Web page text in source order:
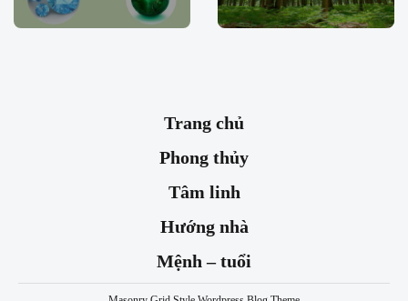
Trang chủ
Phong thủy
Tâm linh
Hướng nhà
Mệnh – tuổi